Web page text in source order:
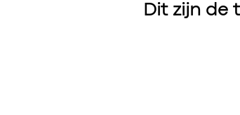
Dit zijn de